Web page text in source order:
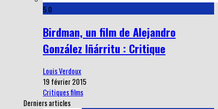
5.0
Birdman, un film de Alejandro
González Iñárritu : Critique
Louis Verdoux
19 février 2015
Critiques films
Derniers articles